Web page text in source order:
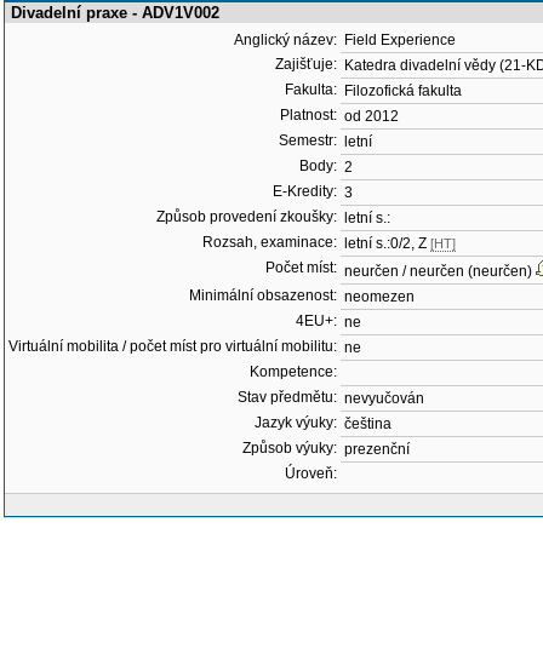
Divadelní praxe - ADV1V002
Anglický název: Field Experience
Zajišťuje: Katedra divadelní vědy (21-
Fakulta: Filozofická fakulta
Platnost: od 2012
Semestr:
letní
Body: 2
E-Kredity: 3
Způsob provedení zkoušky:
letní s.:
Rozsah, examinace:
letní s.:0/2, Z [HT]
Počet míst: neurčen / neurčen (neurčen)
Minimální obsazenost: neomezen
4EU+: ne
Virtuální mobilita / počet míst pro virtuální mobilitu: ne
Kompetence:
Stav předmětu: nevyučován
Jazyk výuky: čeština
Způsob výuky: prezenční
Úroveň: